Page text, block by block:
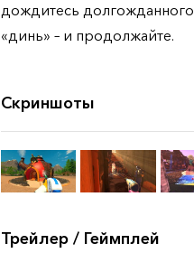
дождитесь долгожданного
«динь» – и продолжайте.
Скриншоты
Трейлер / Геймплей